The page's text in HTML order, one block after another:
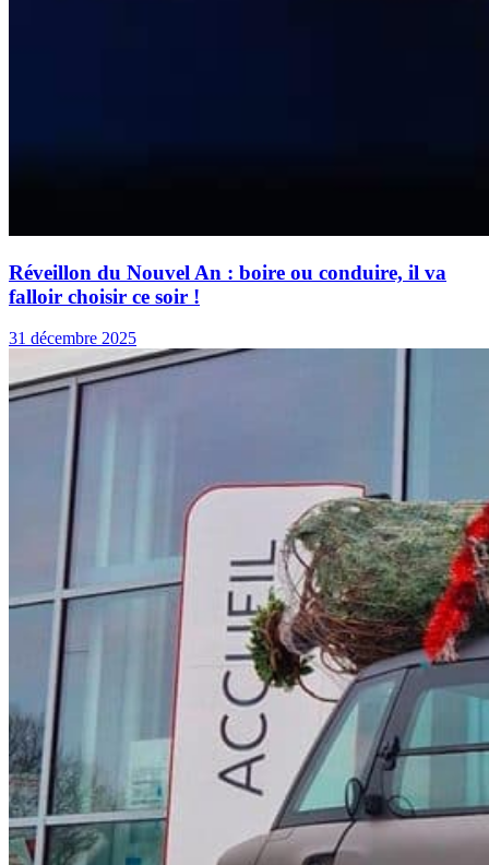
Réveillon du Nouvel An : boire ou conduire, il va
falloir choisir ce soir !
31 décembre 2025